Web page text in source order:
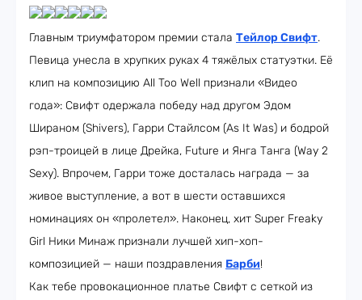
Главным триумфатором премии стала Тейлор Свифт.
Певица унесла в хрупких руках 4 тяжёлых статуэтки. Её
клип на композицию All Too Well признали «Видео
года»: Свифт одержала победу над другом Эдом
Шираном (Shivers), Гарри Стайлсом (As It Was) и бодрой
рэп-троицей в лице Дрейка, Future и Янга Танга (Way 2
Sexy). Впрочем, Гарри тоже досталась награда — за
живое выступление, а вот в шести оставшихся
номинациях он «пролетел». Наконец, хит Super Freaky
Girl Ники Минаж признали лучшей хип-хоп-
композицией — наши поздравления Барби!
Как тебе провокационное платье Свифт с сеткой из